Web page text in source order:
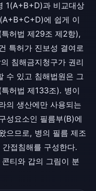
1(A+B+D)과 비교대상
에 쉽게 이
허법 제29조 제2항),
특허가 진보성 결여로
침해금지청구가 권리
수 있고 침해법원은 그
허법 제133조). 병이
의 생산에만 사용되는
성요소인 필름부(B)에
으므로, 병의 필름 제조
접침해를 구성한다.
티와 갑의 그림이 분